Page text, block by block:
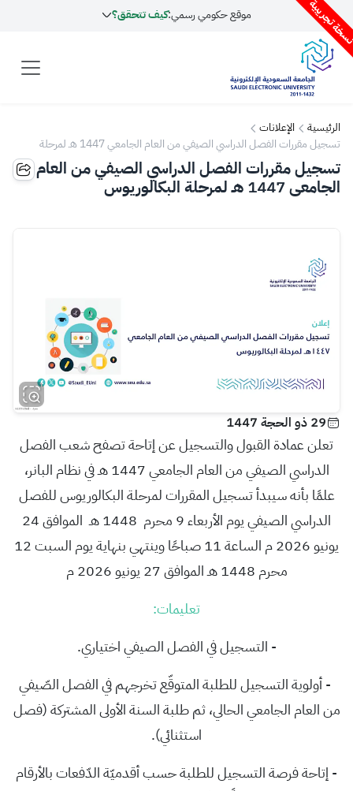
تجريبية موقع حكومي رسمي:كيف تتحقق؟
الرئيسية
الإعلانات
تسجيل مقررات الفصل الدراسي الصيفي من العام الجامعي 1447 هـ لمرحلة
البكالوريوس
تسجيل مقررات الفصل الدراسي الصيفي من العام
الجامعي 1447 هـ لمرحلة البكالوريوس
29 ذو الحجة 1447
تعلن عمادة القبول والتسجيل عن إتاحة تصفح شعب الفصل
الدراسي الصيفي من العام الجامعي 1447 هـ في نظام البانر،
علمًا بأنه سيبدأ تسجيل المقررات لمرحلة البكالوريوس للفصل
الدراسي الصيفي
يوم الأربعاء 9 محرم 1448 هـ الموافق 24
يونيو 2026 م الساعة 11 صباحًا وينتهي بنهاية يوم السبت 12
محرم 1448 هـ الموافق 27 يونيو 2026 م
تعليمات:
- التسجيل في الفصل الصيفي اختياري.
- أولوية التسجيل للطلبة المتوقّع تخرجهم في الفصل الصّيفي
من العام الجامعي الحالي، ثم طلبة السنة الأولى المشتركة (فصل
استثنائي).
- إتاحة فرصة التسجيل للطلبة حسب أقدميّة الدّفعات بالأرقام